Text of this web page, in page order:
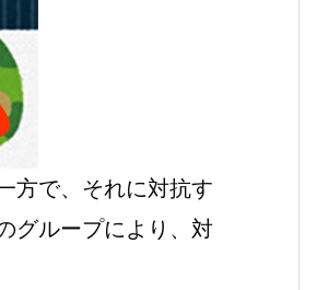
方で、それに対抗す
グループにより、対